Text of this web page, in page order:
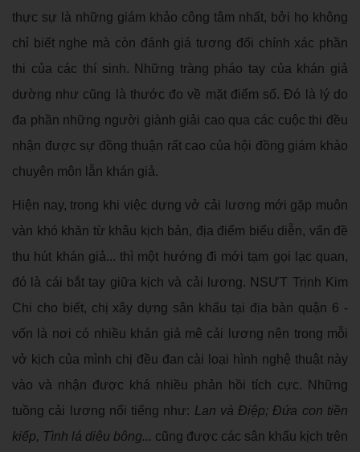
thực sự là những giám khảo công tâm nhất, bởi họ không
chỉ biết nghe mà còn đánh giá tương đối chính xác phần
thi của các thí sinh. Những tràng pháo tay của khán giả
dường như cũng là thước đo về mặt điểm số. Đó là lý do
đa phần những người giành giải cao qua các cuộc thi đều
nhận được sự đồng thuận rất cao của hội đồng giám khảo
chuyên môn lẫn khán giả.
Hiện nay, trong khi việc dựng vở cải lương mới gặp muôn
vàn khó khăn từ khâu kịch bản, địa điểm biểu diễn, vấn đề
thu hút khán giả... thì một hướng đi mới tạm gọi lạc quan,
đó là cái bắt tay giữa kịch và cải lương. NSƯT Trịnh Kim
Chi cho biết, chị xây dựng sân khấu tại địa bàn quận 6 -
vốn là nơi có nhiều khán giả mê cải lương nên trong mỗi
vở kịch của mình chị đều đan cài loại hình nghệ thuật này
vào và nhận được khá nhiều phản hồi tích cực. Những
tuồng cải lương nổi tiếng như: Lan và Điệp; Đứa con tiền
kiếp, Tình lá diêu bông... cũng được các sân khấu kịch trên